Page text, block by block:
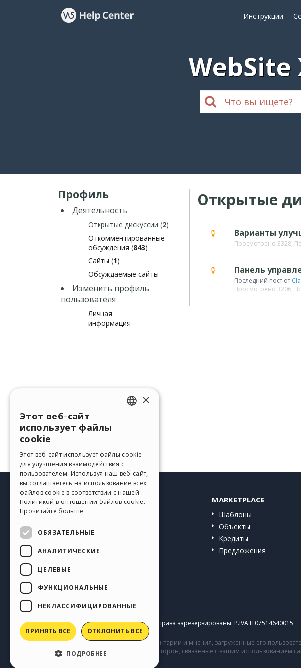
Инструкции
WebSite
Профиль
Деятельность
Открытые дискуссии (2)
Откомментированные
обсуждения (843)
Сайты (1)
Обсуждаемые сайты
Изменить профиль
пользователя
Личная
информация
Открытые
Варианты
Просмотрено 3328,
Панель
Последний пост от
Просмотрено 3206,
HELP CENTER
Инструкции
MARKETPLACE
Шаблоны
Объекты
Кредиты
Предложения
Copyright © 2026Incomedia s.r.l.Все права зарезервированы. P.IVA IT07514640015
Сайт содержит информацию, комментарии и мнения, загруженные его
комментарии и поведение третьих сторон, связанные с вашим использованием
Incomedia.
GERMAN
SPANISH
PORTUGUESE
POLISH
×
Этот веб-сайт
использует файлы
cookie
Этот веб-сайт использует файлы cookie
для улучшения взаимодействия с
пользователем. Используя наш веб-сайт,
вы соглашаетесь на использование всех
файлов cookie в соответствии с нашей
Политикой в ​​отношении файлов cookie.
Прочитайте больше
ОБЯЗАТЕЛЬНЫЕ
АНАЛИТИЧЕСКИЕ
ЦЕЛЕВЫЕ
ФУНКЦИОНАЛЬНЫЕ
НЕКЛАССИФИЦИРОВАННЫЕ
ПРИНЯТЬ ВСЕ ОТКЛОНИТЬ ВСЕ
ПОДРОБНЕЕ